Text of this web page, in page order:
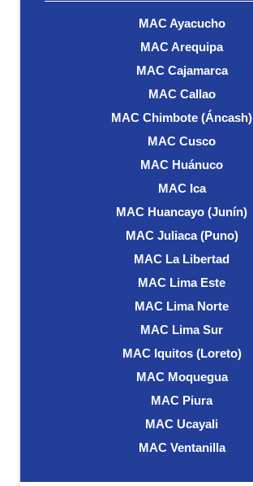
MAC Ayacucho
MAC Arequipa
MAC Cajamarca
MAC Callao
MAC Chimbote (Áncash)
MAC Cusco
MAC Huánuco
MAC Ica
MAC Huancayo (Junín)
MAC Juliaca (Puno)
MAC La Libertad
MAC Lima Este
MAC Lima Norte
MAC Lima Sur
MAC Iquitos (Loreto)
MAC Moquegua
MAC Piura
MAC Ucayali
MAC Ventanilla